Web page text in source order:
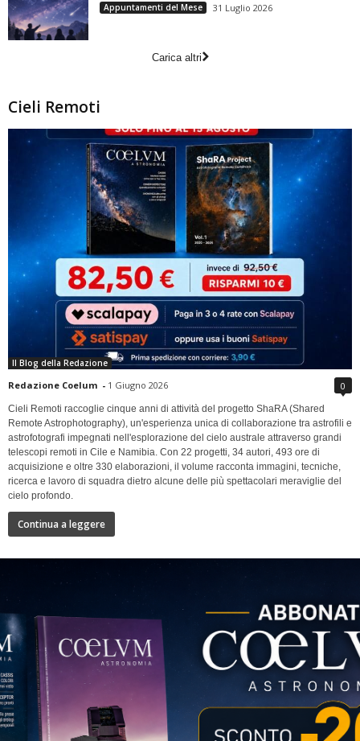
Appuntamenti del Mese 31 Luglio 2026
Carica altri
Cieli Remoti
Il Blog della Redazione
Redazione Coelum - 1 Giugno 2026 0
Cieli Remoti raccoglie cinque anni di attività del progetto ShaRA (Shared
Remote Astrophotography), un'esperienza unica di collaborazione tra astrofili e
astrofotografi impegnati nell'esplorazione del cielo australe attraverso grandi
telescopi remoti in Cile e Namibia. Con 22 progetti, 34 autori, 493 ore di
acquisizione e oltre 330 elaborazioni, il volume racconta immagini, tecniche,
ricerca e lavoro di squadra dietro alcune delle più spettacolari meraviglie del
cielo profondo.
Continua a leggere